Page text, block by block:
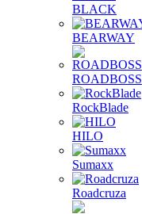
BLACK
BEARWAY
ROADBOSS
RockBlade
HILO
Sumaxx
Roadcruza